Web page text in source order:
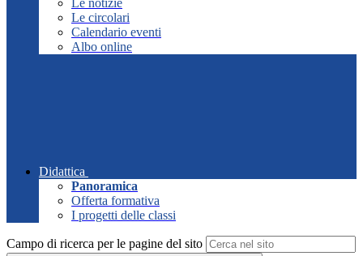
Le notizie
Le circolari
Calendario eventi
Albo online
Didattica
Panoramica
Offerta formativa
I progetti delle classi
Campo di ricerca per le pagine del sito